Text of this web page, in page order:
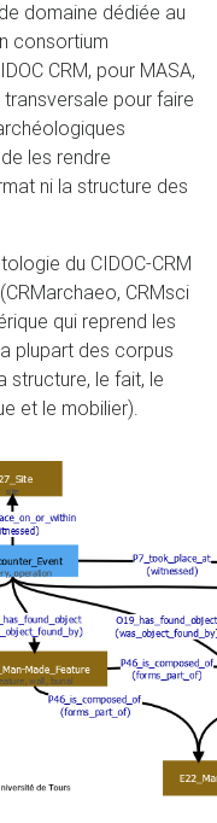
domaine dédiée au
consortium
CRM, pour MASA,
pour faire
les rendre
ni la structure des
du CIDOC-CRM
CRMsci
qui reprend les
plupart des corpus
structure, le fait, le
et le mobilier).